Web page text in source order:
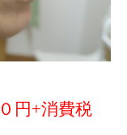
円+消費税